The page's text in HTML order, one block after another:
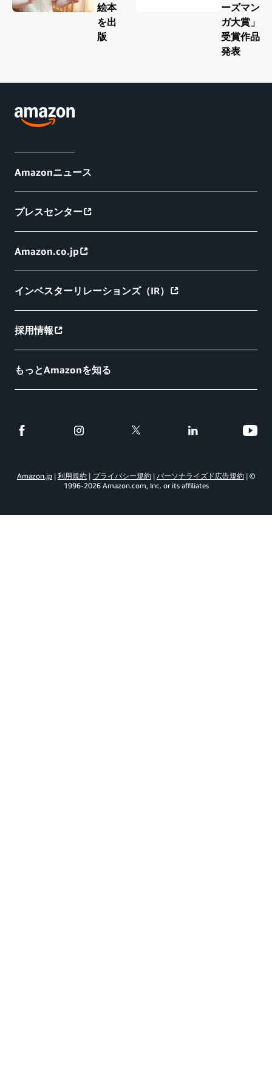
絵本
を出
版
ーズマン
ガ大賞」
受賞作品
発表
Amazonニュース
プレスセンター
Amazon.co.jp
インベスターリレーションズ（IR）
採用情報
もっとAmazonを知る
Amazon.jp 利用規約 プライバシー規約 パーソナライズド広告規約
©
1996-2026 Amazon.com, Inc. or its affiliates